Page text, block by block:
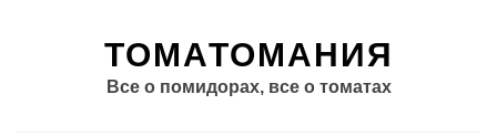
ТОМАТОМАНИЯ
Все о помидорах, все о томатах